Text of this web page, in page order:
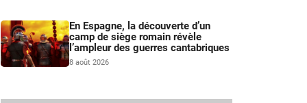
En Espagne, la découverte d’un
camp de siège romain révèle
l’ampleur des guerres cantabriques
8 août 2026